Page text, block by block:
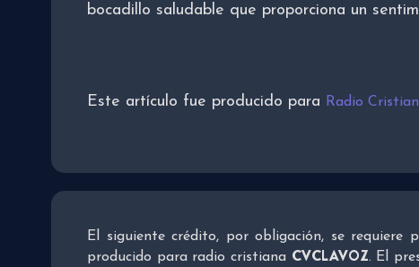
bocadillo saludable que proporciona un
Este artículo fue producido para Radio
El siguiente crédito, por obligación, se
producido para radio cristiana CVCLAVOZ. El